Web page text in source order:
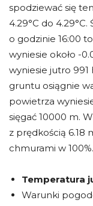
spodziewać się
4.29°C do
o godzinie 16:00
wyniesie około -
wyniesie jutro
gruntu osiągnie
powietrza
sięgać 10000 m.
z prędkością 6.18
chmurami w 100%.
Temperatura
Warunki